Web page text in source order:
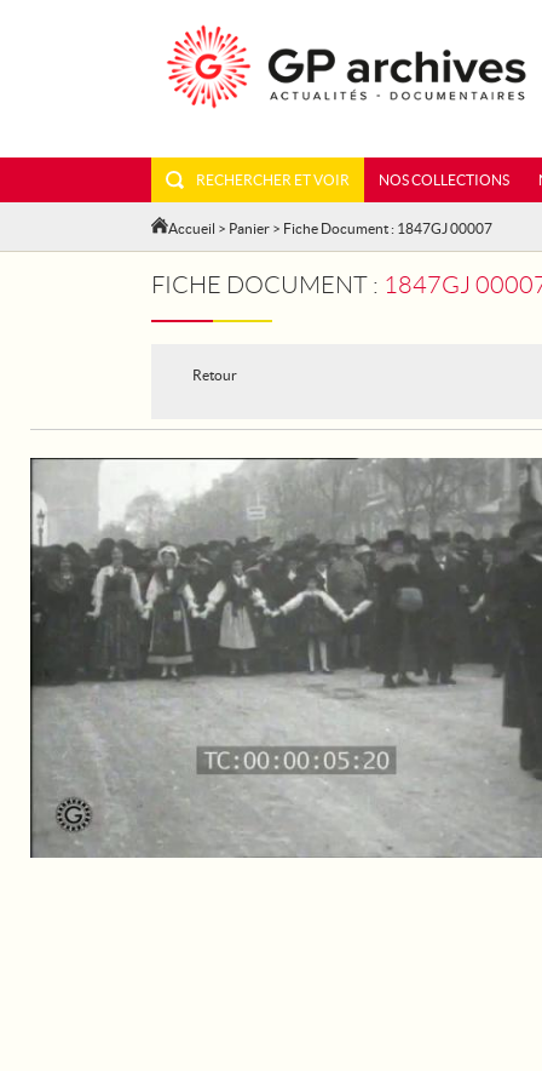
RECHERCHER ET VOIR NOS COLLECTIONS
Accueil > Panier > Fiche Document : 1847GJ 00007
FICHE DOCUMENT : 1847GJ 00007 -
Retour